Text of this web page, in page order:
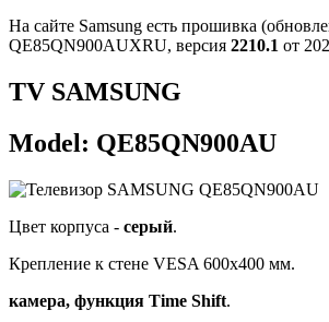
На сайте Samsung есть прошивка
QE85QN900AUXRU, версия 2210.1 от
TV SAMSUNG
Model: QE85QN900AU
Цвет корпуса - серый.
Крепление к стене VESA 600x400 мм.
камера, функция Time Shift.